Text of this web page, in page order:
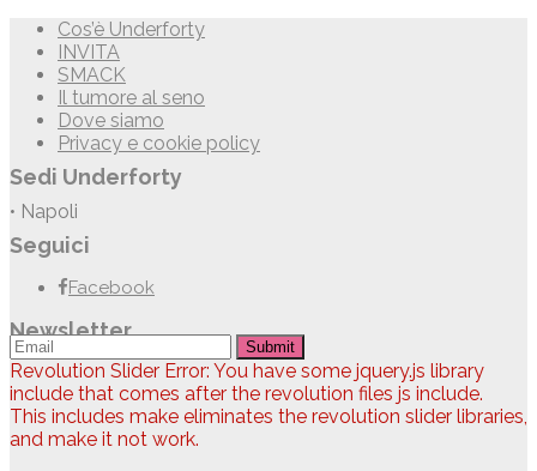
Cos’è Underforty
INVITA
SMACK
Il tumore al seno
Dove siamo
Privacy e cookie policy
Sedi Underforty
• Napoli
Seguici
Facebook
Newsletter
Submit
Revolution Slider Error: You have some jquery.js library
include that comes after the revolution files js include.
This includes make eliminates the revolution slider libraries,
and make it not work.